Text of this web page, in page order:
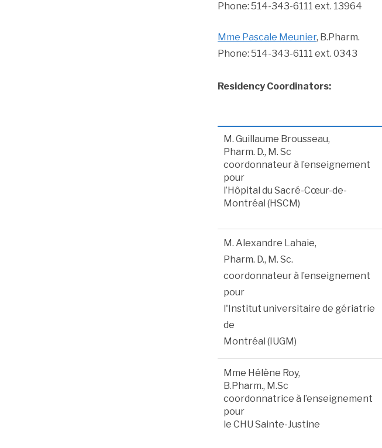
Phone: 514-343-6111 ext. 13964
Mme Pascale Meunier, B.Pharm.
Phone: 514-343-6111 ext. 0343
Residency Coordinators:
M. Guillaume Brousseau,
Pharm. D., M. Sc
coordonnateur à l’enseignement
pour
l’Hôpital du Sacré-Cœur-de-
Montréal (HSCM)
M. Alexandre Lahaie,
Pharm. D., M. Sc.
coordonnateur à l’enseignement
pour
l'Institut universitaire de gériatrie
de
Montréal (IUGM)
Mme Hélène Roy,
B.Pharm., M.Sc
coordonnatrice à l’enseignement
pour
le CHU Sainte-Justine